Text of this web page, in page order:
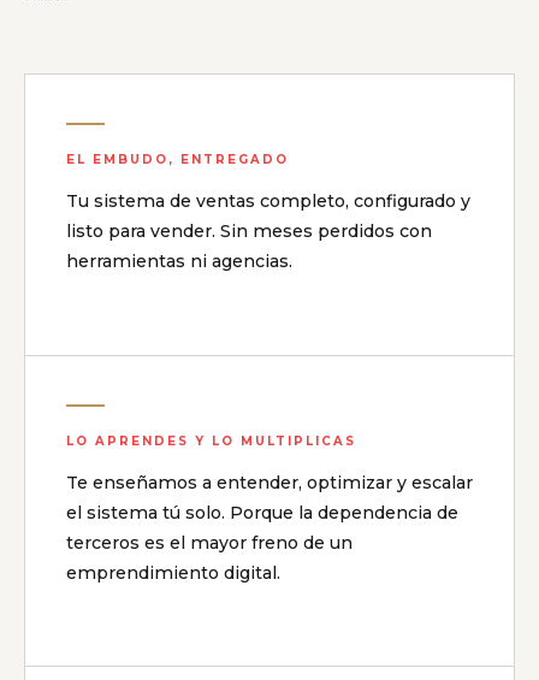
EL EMBUDO, ENTREGADO
Tu sistema de ventas completo, configurado y
listo para vender. Sin meses perdidos con
herramientas ni agencias.
LO APRENDES Y LO MULTIPLICAS
Te enseñamos a entender, optimizar y escalar
el sistema tú solo. Porque la dependencia de
terceros es el mayor freno de un
emprendimiento digital.